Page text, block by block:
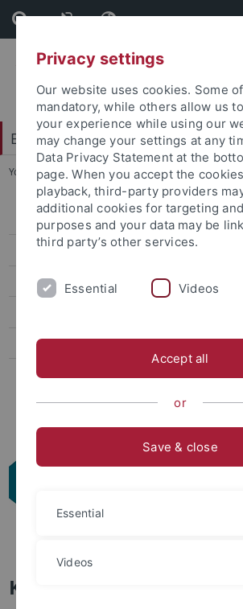
Skip
to
content
Skip
to
footer
Exzellenzstrategie
You are here: Startseite ... Knowledge
Knowledge Design
Visuelle Wissenschaftskommunikation in der
Tübinger Preis für Wissenschaftskommunikation
Veranstaltungen
Podcasts
Knowledge Design
Privacy settings
Our website uses cookies. Some
mandatory, while others allow us
your experience while using our
may change your settings at any
Data Privacy Statement at the
page. When you accept the
playback, third-party providers
additional cookies for targeting
purposes and your data may be
third party’s other services.
Essential Videos
Accept all
or
Save & close
Essential
Videos